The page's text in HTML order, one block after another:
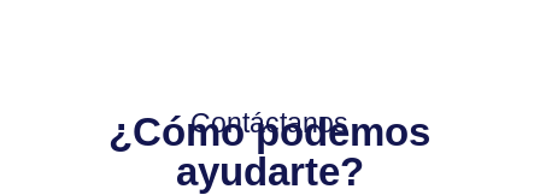
Contáctanos
¿Cómo podemos
ayudarte?